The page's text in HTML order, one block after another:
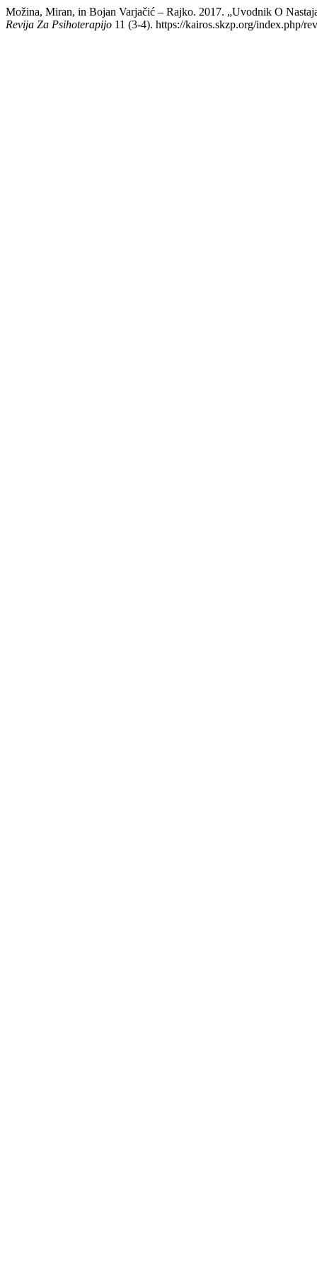
Možina, Miran, in Bojan Varjačić – Rajko. 2017. „Uvodnik O
Revija Za Psihoterapijo 11 (3-4). https://kairos.skzp.org/index.php/